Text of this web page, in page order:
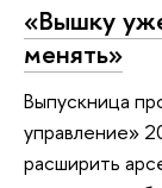
«Вышку
менять»
Выпускница
управление»
расширить